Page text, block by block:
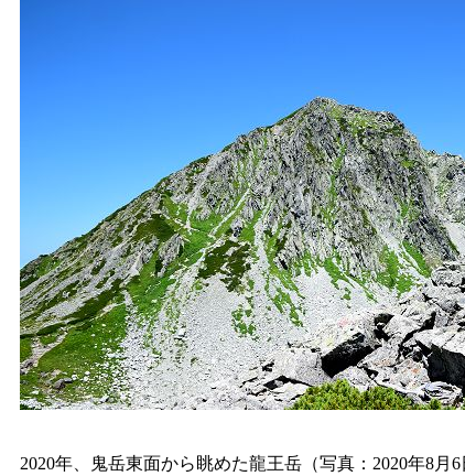
2020年、鬼岳東面から眺めた龍王岳（写真：2020年8